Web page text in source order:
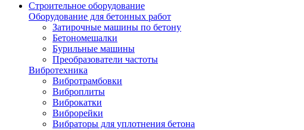
Строительное оборудование
Оборудование для бетонных работ
Затирочные машины по бетону
Бетономешалки
Бурильные машины
Преобразователи частоты
Вибротехника
Вибротрамбовки
Виброплиты
Виброкатки
Виброрейки
Вибраторы для уплотнения бетона